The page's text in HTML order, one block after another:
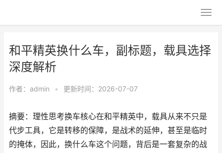
和平精英换什么车，副标题，载具选择
深度解析
作者： admin • 更新时间：2026-07-07
摘要：理性思考换车核心在和平精英中，载具从来不只是
代步工具，它是转移的保障，是战术的延伸，甚至是临时
的掩体，因此，换什么车这个问题，背后是一套复杂的战